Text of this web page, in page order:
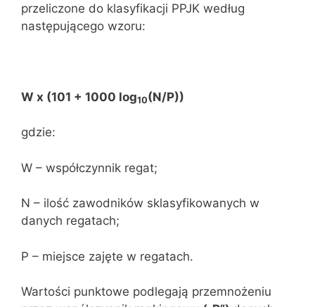
przeliczone do klasyfikacji PPJK według
następującego wzoru:
W x (101 + 1000 log10(N/P))
gdzie:
W – współczynnik regat;
N – ilość zawodników sklasyfikowanych w
danych regatach;
P – miejsce zajęte w regatach.
Wartości punktowe podlegają przemnożeniu